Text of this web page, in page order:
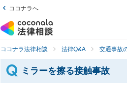
ココナラへ
ココナラ法律相談 法律Q&A 交通事故
ミラーを擦る接触事故